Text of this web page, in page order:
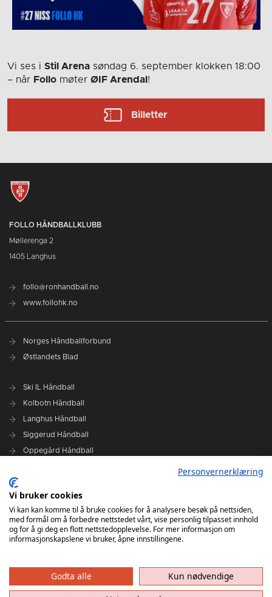
Vi ses i Stil Arena søndag 6. september klokken 18:00
– når Follo møter ØIF Arendal !
Billetter
FOLLO HÅNDBALLKLUBB
Møllerenga 2
1405 Langhus
follo@ronhandball.no
www.follohk.no
Norges Håndballforbund
Østlandets Blad
Ski IL Håndball
Kolbotn Håndball
Langhus Håndball
Siggerud Håndball
Oppegård Håndball
Grafisk design Follo HK - Tor Solstad
Follo Media - Tor Solstad - Geir Thomas Fossum - Erik Manshaus-
Hanne Roald
Personvernerklæring
Vi bruker cookies
Vi kan kan komme til å bruke cookies for å analysere besøk på nettsiden,
med formål om å forbedre nettstedet vårt, vise personlig tilpasset innhold
og for å gi deg en flott nettstedopplevelse. For mer informasjon om
informasjonskapslene vi bruker, åpne innstillingene.
Godta alle
Kun nødvendige